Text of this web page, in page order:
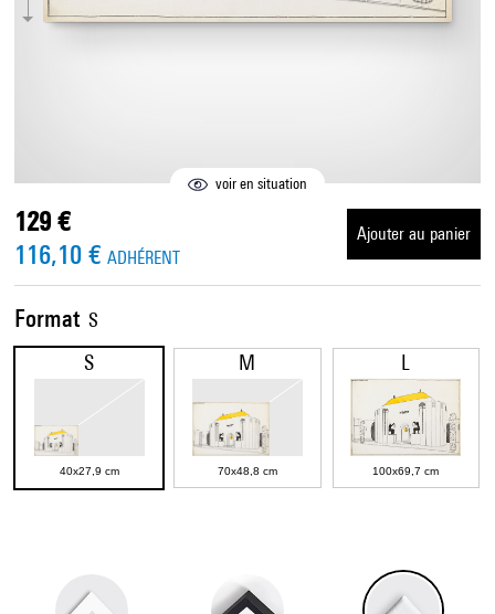
voir en situation
Format S
S
40x27,9 cm
M
70x48,8 cm
L
100x69,7 cm
129 €
116,10 € ADHÉRENT
Ajouter au panier